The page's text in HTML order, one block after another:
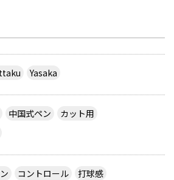
Yasaka
中国式ペン
カット用
コントロール 打球感